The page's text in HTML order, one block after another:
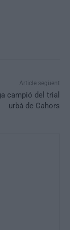
Article següent
campió del trial
urbà de Cahors